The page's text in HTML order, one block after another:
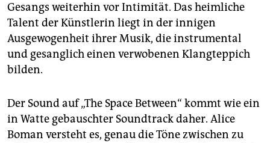
Gesangs weiterhin vor Intimität. Das heimliche
Talent der Künstlerin liegt in der innigen
Ausgewogenheit ihrer Musik, die instrumental
und gesanglich einen verwobenen Klangteppich
bilden.
Der Sound auf „The Space Between“ kommt wie ein
in Watte gebauschter Soundtrack daher. Alice
Boman versteht es, genau die Töne zwischen zu